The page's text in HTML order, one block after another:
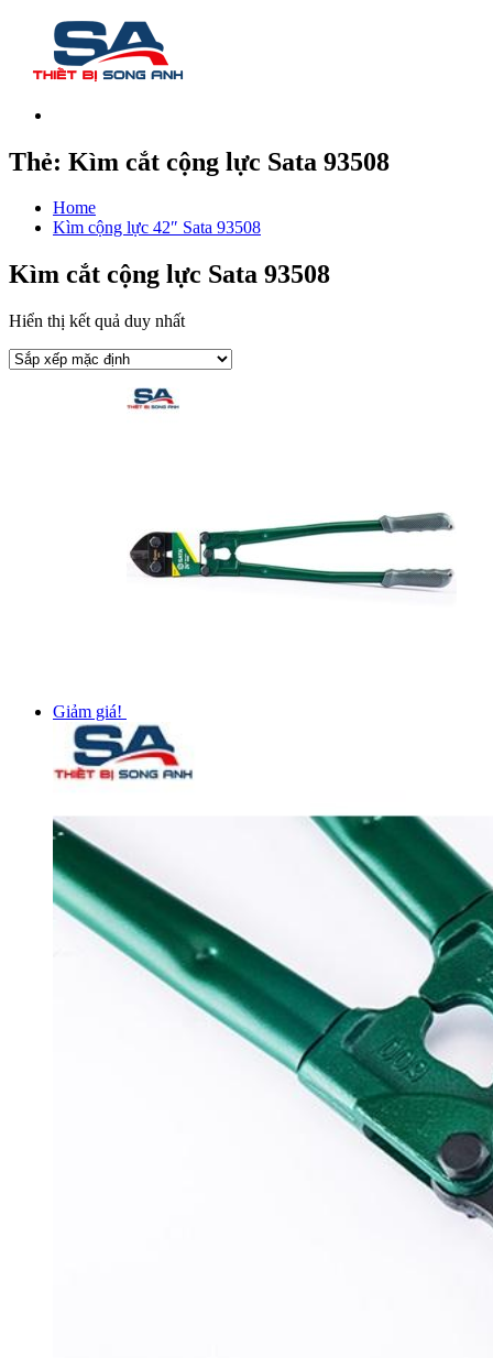
Thẻ: Kìm cắt cộng lực Sata 93508
Home
Kìm cộng lực 42″ Sata 93508
Kìm cắt cộng lực Sata 93508
Hiển thị kết quả duy nhất
Giảm giá!